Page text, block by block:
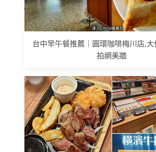
台中早午餐推薦｜圓環咖啡梅川店,
拍網美牆